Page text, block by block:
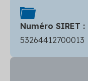
Numéro SIRET :
53264412700013